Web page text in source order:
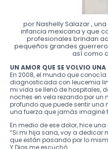
por Nashelly Salazar ,
infancia mexicana y que
profesionales brindan
pequeños grandes
así como
UN AMOR QUE SE VOLVIO
En 2008, el mundo que
diagnosticada con leucemia
mi vida se llenó de hospitales,
noches en vela rezando por un
profundo que puede sentir una
una fuerza que jamás imaginé
En medio de ese dolor, hice
“Si mi hija sana, voy a dedicar
que están pasando por lo
Y Dios me escuchó.